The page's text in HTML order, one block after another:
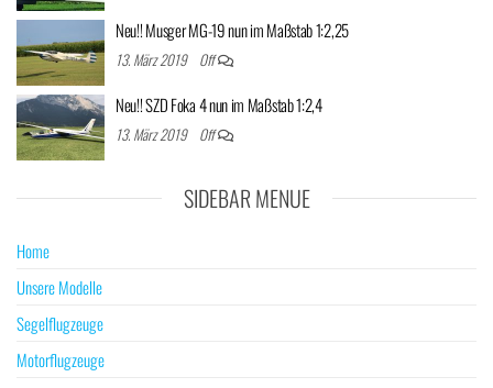
Neu!! Musger MG-19 nun im Maßstab 1:2,25
13. März 2019 Off
Neu!! SZD Foka 4 nun im Maßstab 1:2,4
13. März 2019 Off
SIDEBAR MENUE
Home
Unsere Modelle
Segelflugzeuge
Motorflugzeuge